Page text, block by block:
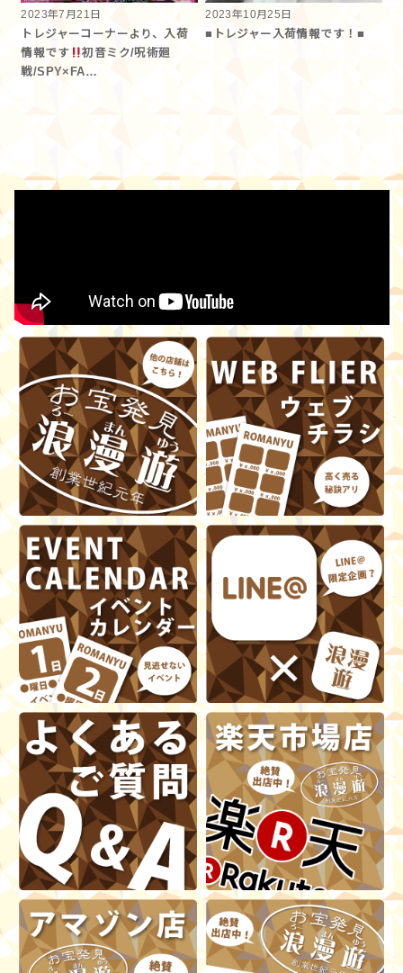
2023年7月21日
トレジャーコーナーより、入荷
情報です
初音ミク/呪術廻
戦/SPY×FA…
2023年10月25日
■トレジャー入荷情報です！■